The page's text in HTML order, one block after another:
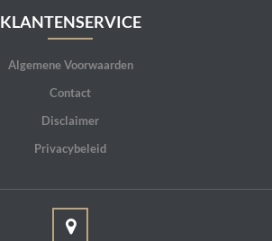
KLANTENSERVICE
Algemene Voorwaarden
Contact
Disclaimer
Privacybeleid